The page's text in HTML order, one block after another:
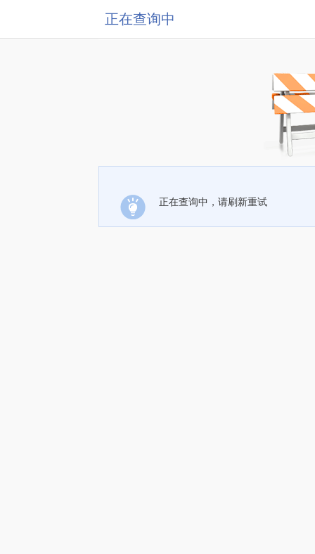
正在查询中
正在查询中，请刷新重试